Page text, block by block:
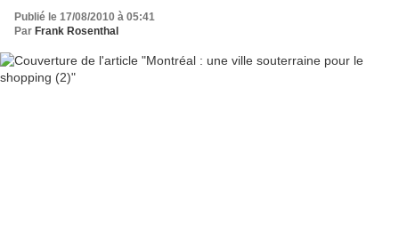
Publié le 17/08/2010 à 05:41
Par Frank Rosenthal